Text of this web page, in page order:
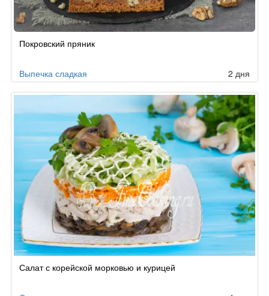
поПокровский пряник
Выпечка сладкая 2 дня
Салат с корейской морковью и курицей